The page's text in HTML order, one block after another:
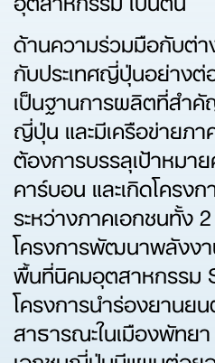
ด้านความร่วมมือกับต่า
กับประเทศญี่ปุ่นอย่าง
เป็นฐานการผลิตที่สำ
ญี่ปุ่น และมีเครือข่ายภ
ต้องการบรรลุเป้าหมา
คาร์บอน และเกิดโครง
ระหว่างภาคเอกชนทั้ง 2
โครงการพัฒนาพลังงา
พื้นที่นิคมอุตสาหกรรม
โครงการนำร่องยานย
สาธารณะในเมืองพัทย